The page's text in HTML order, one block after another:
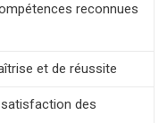
reconnues
et de réussite
satisfaction des